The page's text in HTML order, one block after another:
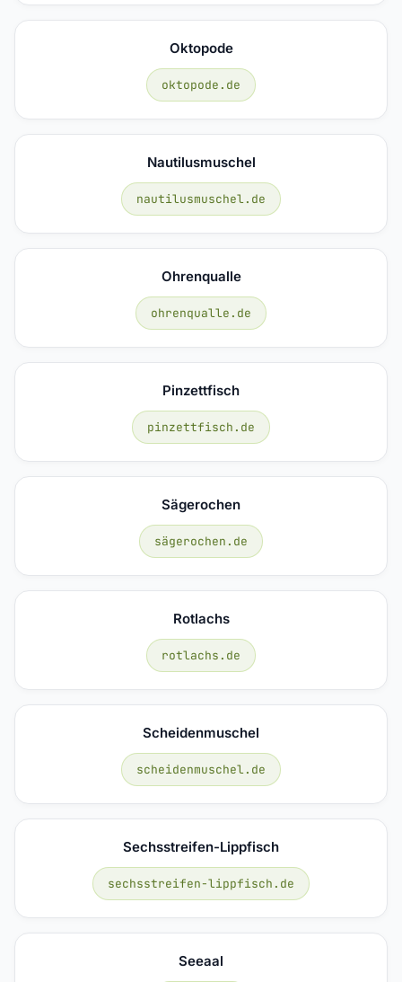
Oktopode
oktopode.de
Nautilusmuschel
nautilusmuschel.de
Ohrenqualle
ohrenqualle.de
Pinzettfisch
pinzettfisch.de
Sägerochen
sägerochen.de
Rotlachs
rotlachs.de
Scheidenmuschel
scheidenmuschel.de
Sechsstreifen-Lippfisch
sechsstreifen-lippfisch.de
Seeaal